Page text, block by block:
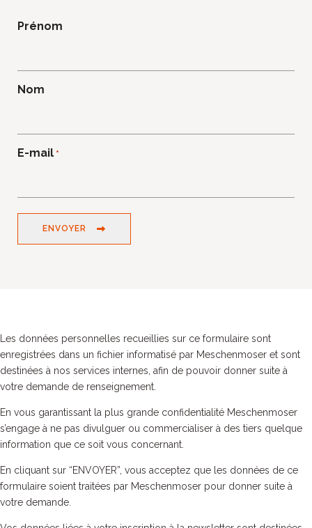
Prénom
Nom
E-mail *
ENVOYER
Les données personnelles recueillies sur ce formulaire sont
enregistrées dans un fichier informatisé par Meschenmoser et sont
destinées à nos services internes, afin de pouvoir donner suite à
votre demande de renseignement.
En vous garantissant la plus grande confidentialité Meschenmoser
s’engage à ne pas divulguer ou commercialiser à des tiers quelque
information que ce soit vous concernant.
En cliquant sur “ENVOYER”, vous acceptez que les données de ce
formulaire soient traitées par Meschenmoser pour donner suite à
votre demande.